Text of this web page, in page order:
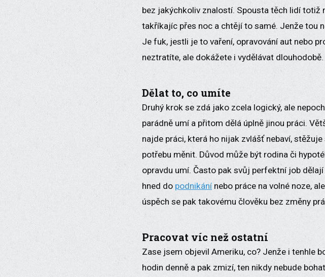
bez jakýchkoliv znalostí. Spousta těch lidí totiž
takříkajíc přes noc a chtějí to samé. Jenže tou
Je fuk, jestli je to vaření, opravování aut nebo
neztratíte, ale dokážete i vydělávat dlouhodobě.
Dělat to, co umíte
Druhý krok se zdá jako zcela logický, ale
parádně umí a přitom dělá úplně jinou práci.
najde práci, která ho nijak zvlášť nebaví,
potřebu měnit. Důvod může být rodina či
opravdu umí. Často pak svůj perfektní job
hned do podnikání nebo práce na volné noze,
úspěch se pak takovému člověku bez změny
Pracovat víc než ostatní
Zase jsem objevil Ameriku, co? Jenže i tenhle
hodin denně a pak zmizí, ten nikdy nebude